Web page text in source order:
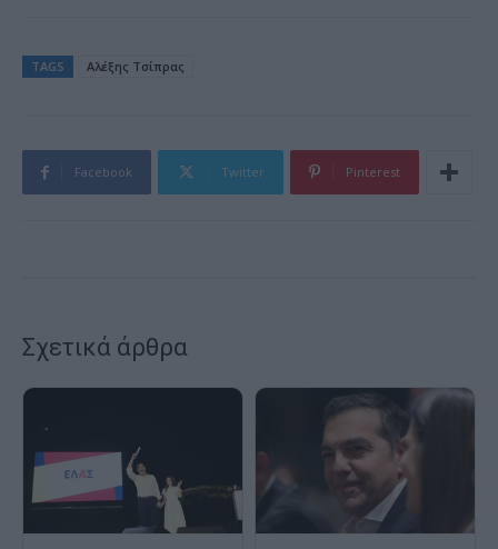
TAGS Αλέξης Τσίπρας
Facebook Twitter Pinterest
Σχετικά άρθρα